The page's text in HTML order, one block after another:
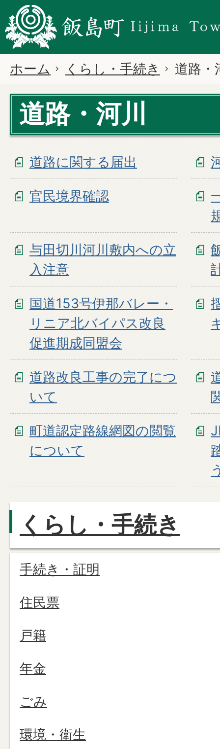
ホーム くらし・手続き 道路・
道路・河川
道路に関する届出
官民境界確認
与田切川河川敷内への立
入注意
国道153号伊那バレー・
リニア北バイパス改良
促進期成同盟会
道路改良工事の完了につ
いて
町道認定路線網図の閲覧
について
くらし・手続き
手続き・証明
住民票
戸籍
年金
ごみ
環境・衛生